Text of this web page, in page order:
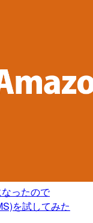
ったので
を試してみた